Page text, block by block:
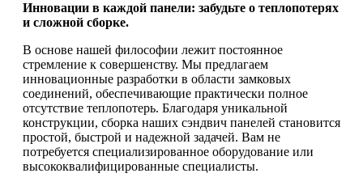
Инновации в каждой панели: забудьте о теплопотерях
и сложной сборке.
В основе нашей философии лежит постоянное
стремление к совершенству. Мы предлагаем
инновационные разработки в области замковых
соединений, обеспечивающие практически полное
отсутствие теплопотерь. Благодаря уникальной
конструкции, сборка наших сэндвич панелей становится
простой, быстрой и надежной задачей. Вам не
потребуется специализированное оборудование или
высококвалифицированные специалисты.